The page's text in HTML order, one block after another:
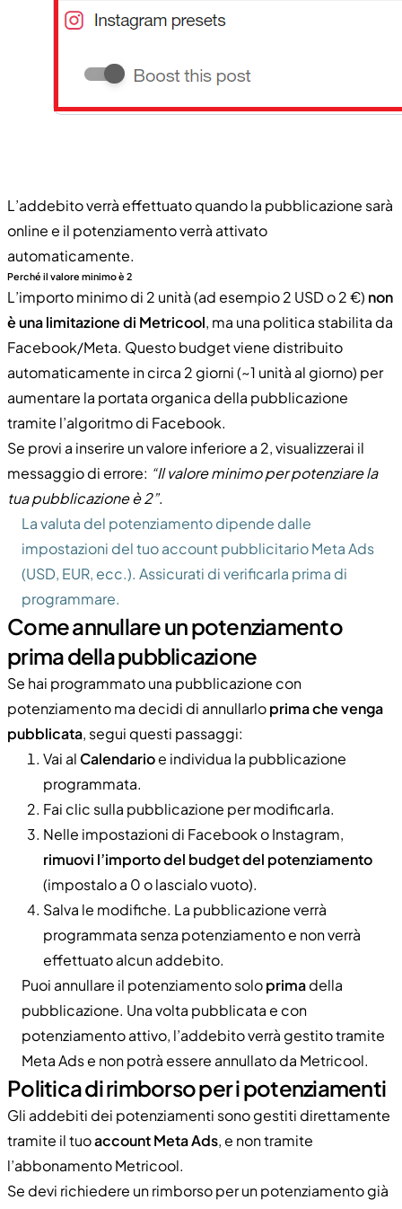
L’addebito verrà effettuato quando la pubblicazione sarà
online e il potenziamento verrà attivato
automaticamente.
Perché il valore minimo è 2
L’importo minimo di 2 unità (ad esempio 2 USD o 2 €) non
è una limitazione di Metricool, ma una politica stabilita da
Facebook/Meta. Questo budget viene distribuito
automaticamente in circa 2 giorni (~1 unità al giorno) per
aumentare la portata organica della pubblicazione
tramite l’algoritmo di Facebook.
Se provi a inserire un valore inferiore a 2, visualizzerai il
messaggio di errore: “Il valore minimo per potenziare la
tua pubblicazione è 2”.
La valuta del potenziamento dipende dalle
impostazioni del tuo account pubblicitario Meta Ads
(USD, EUR, ecc.). Assicurati di verificarla prima di
programmare.
Come annullare un potenziamento
prima della pubblicazione
Se hai programmato una pubblicazione con
potenziamento ma decidi di annullarloprima che venga
pubblicata, segui questi passaggi:
Vai al Calendarioe individua la pubblicazione
programmata.
Fai clic sulla pubblicazione per modificarla.
Nelle impostazioni di Facebook o Instagram,
rimuovi l’importo del budget del potenziamento
(impostalo a 0 o lascialo vuoto).
Salva le modifiche. La pubblicazione verrà
programmata senza potenziamento e non verrà
effettuato alcun addebito.
Puoi annullare il potenziamento soloprimadella
pubblicazione. Una volta pubblicata e con
potenziamento attivo, l’addebito verrà gestito tramite
Meta Ads e non potrà essere annullato da Metricool.
Politica di rimborso per i potenziamenti
Gli addebiti dei potenziamenti sono gestiti direttamente
tramite il tuoaccount Meta Ads, e non tramite
l’abbonamento Metricool.
Se devi richiedere un rimborso per un potenziamento già